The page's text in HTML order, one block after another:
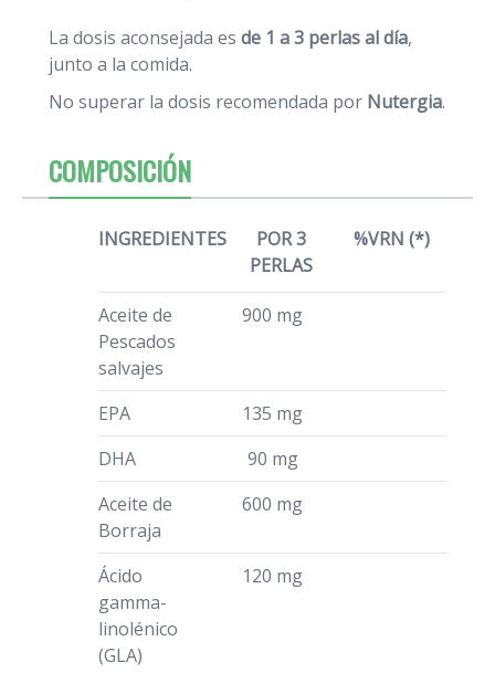
La dosis aconsejada es de 1 a 3 perlas al día,
junto a la comida.
No superar la dosis recomendada por Nutergia.
COMPOSICIÓN
INGREDIENTES
POR 3
PERLAS
%VRN (*)
Aceite de
Pescados
salvajes
900 mg
EPA
135 mg
DHA
90 mg
Aceite de
Borraja
600 mg
Ácido
gamma-
linolénico
(GLA)
120 mg